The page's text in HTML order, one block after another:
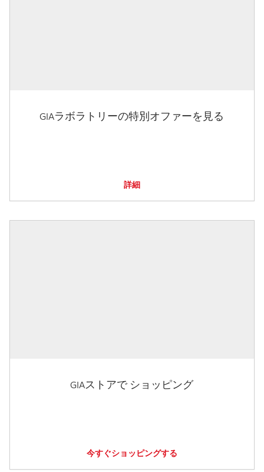
GIAラボラトリーの特別オファーを見る
詳細
GIAストアで ショッピング
今すぐショッピングする